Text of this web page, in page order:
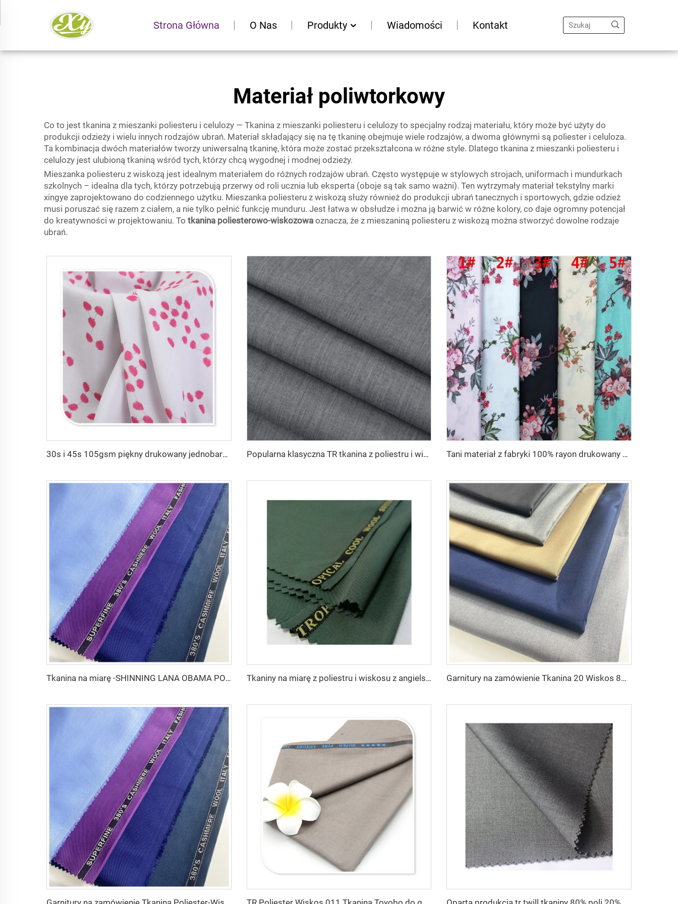
Strona Główna O Nas Produkty Wiadomości Kontakt
Materiał poliwtorkowy
Co to jest tkanina z mieszanki poliesteru i celulozy — Tkanina z mieszanki poliesteru i celulozy to specjalny rodzaj materiału, który może być użyty do
produkcji odzieży i wielu innych rodzajów ubrań. Materiał składający się na tę tkaninę obejmuje wiele rodzajów, a dwoma głównymi są poliester i celuloza.
Ta kombinacja dwóch materiałów tworzy uniwersalną tkaninę, która może zostać przekształcona w różne style. Dlatego tkanina z mieszanki poliesteru i
celulozy jest ulubioną tkaniną wśród tych, którzy chcą wygodnej i modnej odzieży.
Mieszanka poliesteru z wiskozą jest idealnym materiałem do różnych rodzajów ubrań. Często występuje w stylowych strojach, uniformach i mundurkach
szkolnych – idealna dla tych, którzy potrzebują przerwy od roli ucznia lub eksperta (oboje są tak samo ważni). Ten wytrzymały materiał tekstylny marki
xingye zaprojektowano do codziennego użytku. Mieszanka poliesteru z wiskozą służy również do produkcji ubrań tanecznych i sportowych, gdzie odzież
musi poruszać się razem z ciałem, a nie tylko pełnić funkcję munduru. Jest łatwa w obsłudze i można ją barwić w różne kolory, co daje ogromny potencjał
do kreatywności w projektowaniu. To tkanina poliesterowo-wiskozowa oznacza, że z mieszaniną poliesteru z wiskozą można stworzyć dowolne rodzaje
ubrań.
30s i 45s 105gsm piękny drukowany jednobarwnie barwiony materiał modowy na sukienkę i koszulę dla dam 100% wiskos Popularna klasyczna TR tkanina z poliestru i wiskosu w prążki do wykurowania płaszczy Tani materiał z fabryki 100% rayon drukowany materiał na ubrania dla kobiet wiskos drukowany
Tkanina na miarę -SHINNING LANA OBAMA POLIESTR WISKOS TKNINA SUPPER WISKOS Tkaniny na miarę z poliestru i wiskosu z angielskim brzegiem Garnitury na zamówienie Tkanina 20 Wiskos 80 Poliester Poliester Rayon TR Toyobo do garniturów